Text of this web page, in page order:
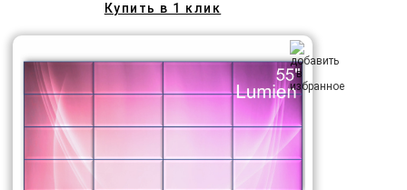
Купить в 1 клик